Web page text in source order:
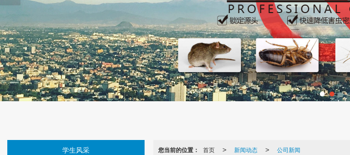
您当前的位置： 首页 > 新闻动态 > 公司新闻
学生风采